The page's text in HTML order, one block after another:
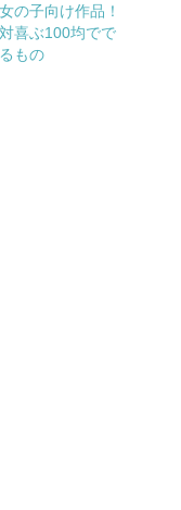
の子向け作品！
喜ぶ100均でで
もの